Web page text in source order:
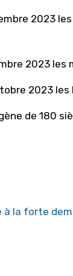
2023
2023 les
2023 les
de 180
à la forte